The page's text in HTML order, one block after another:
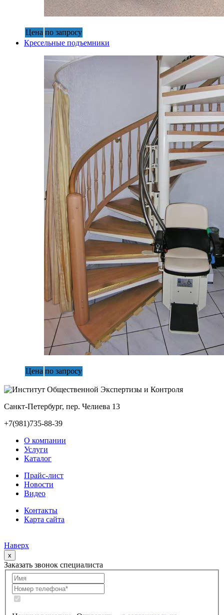
Цена по запросу
Кресельные подъемники
Цена по запросу
Санкт-Петербург, пер. Челиева 13
+7(981)735-88-39
О компании
Услуги
Каталог
Прайс-лист
Новости
Видео
Контакты
Карта сайта
Наверх
x
Заказать звонок специалиста